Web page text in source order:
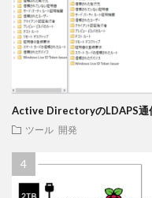
Active DirectoryのLDAPS通
ツール 開発